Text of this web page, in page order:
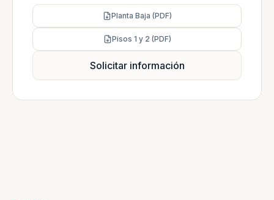
Planta Baja (PDF)
Pisos 1 y 2 (PDF)
Solicitar información